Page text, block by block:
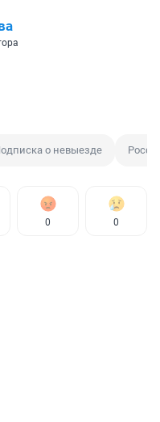
о невыезде
0 0